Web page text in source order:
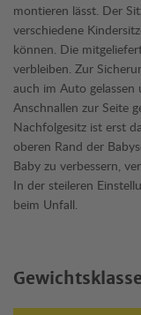
montieren lässt. Der
verschiedene
können. Die
verbleiben. Zur
auch im Auto
Anschnallen zur Seite
Nachfolgesitz ist erst
oberen Rand der
Baby zu verbessern,
In der steileren
beim Unfall.